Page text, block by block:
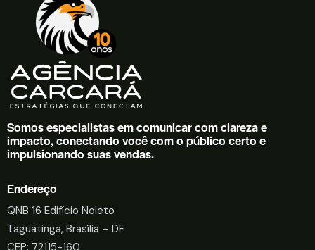
Somos especialistas em comunicar com clareza e
impacto, conectando você com o público certo e
impulsionando suas vendas.
Endereço
QNB 16 Edifício Noleto
Taguatinga, Brasília – DF